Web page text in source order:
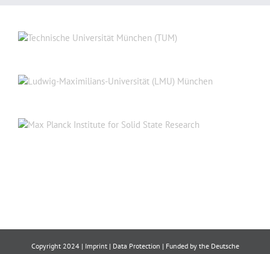
Copyright 2024 | Imprint| Data Protection | Funded by the Deutsche